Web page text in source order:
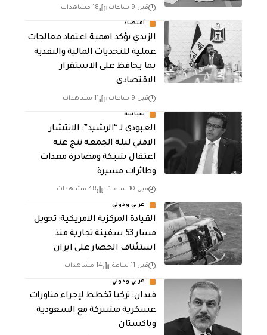
قبل 9 ساعات 18 مشاهدات
أقتصاد
الزيدي يؤكد اهمية اعتماد معالجات
عملية للتحديات المالية والنقدية
بما يحافظ على الاستقرار
الاقتصادي
قبل 9 ساعات 11 مشاهدات
سياسة
العبودي لـ “الرشيد”: الانتشار
الامني ليلة الجمعة نتج عنه
اعتقال شبكة ومصادرة معدات
وطائرات مسيرة
قبل 10 ساعات 48 مشاهدات
عربي ودولي
القيادة المركزية الامريكية: تحويل
مسار 53 سفينة تجارية منذ
استئناف الحصار على ايران
قبل 11 ساعة 14 مشاهدات
عربي ودولي
فيدان: تركيا تخطط لإجراء مناورات
عسكرية مشتركة مع السعودية
وباكستان